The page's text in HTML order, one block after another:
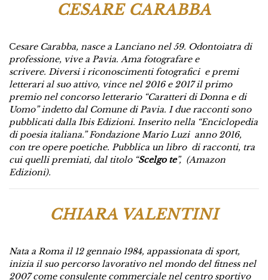
CESARE CARABBA
Cesare Carabba, nasce a Lanciano nel 59. Odontoiatra di
professione, vive a Pavia. Ama fotografare e
scrivere. Diversi i riconoscimenti fotografici e premi
letterari al suo attivo, vince nel 2016 e 2017 il primo
premio nel concorso letterario “Caratteri di Donna e di
Uomo”indetto dal Comune di Pavia. I due racconti sono
pubblicati dalla Ibis Edizioni. Inserito nella “Enciclopedia
di poesia italiana.” Fondazione Mario Luzi anno 2016,
con tre opere poetiche. Pubblica un libro di racconti, tra
cui quelli premiati, dal titolo “Scelgo te”, (Amazon
Edizioni).
CHIARA VALENTINI
Nata a Roma il 12 gennaio 1984, appassionata di sport,
inizia il suo percorso lavorativo nel mondo del fitness nel
2007 come consulente commerciale nel centro sportivo